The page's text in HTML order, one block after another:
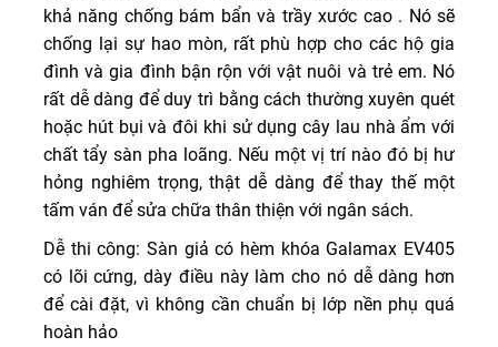
khả năng chống bám bẩn và trầy xước cao . Nó sẽ
chống lại sự hao mòn, rất phù hợp cho các hộ gia
đình và gia đình bận rộn với vật nuôi và trẻ em. Nó
rất dễ dàng để duy trì bằng cách thường xuyên quét
hoặc hút bụi và đôi khi sử dụng cây lau nhà ẩm với
chất tẩy sàn pha loãng. Nếu một vị trí nào đó bị hư
hỏng nghiêm trọng, thật dễ dàng để thay thế một
tấm ván để sửa chữa thân thiện với ngân sách.
Dễ thi công: Sàn giả có hèm khóa Galamax EV405
có lõi cứng, dày điều này làm cho nó dễ dàng hơn
để cài đặt, vì không cần chuẩn bị lớp nền phụ quá
hoàn hảo